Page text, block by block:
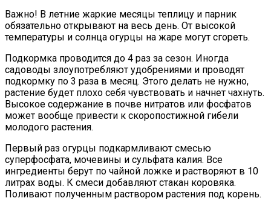
Важно! В летние жаркие месяцы теплицу и парник
обязательно открывают на весь день. От высокой
температуры и солнца огурцы на жаре могут сгореть.
Подкормка проводится до 4 раз за сезон. Иногда
садоводы злоупотребляют удобрениями и проводят
подкормку по 3 раза в месяц. Этого делать не нужно,
растение будет плохо себя чувствовать и начнет чахнуть.
Высокое содержание в почве нитратов или фосфатов
может вообще привести к скоропостижной гибели
молодого растения.
Первый раз огурцы подкармливают смесью
суперфосфата, мочевины и сульфата калия. Все
ингредиенты берут по чайной ложке и растворяют в 10
литрах воды. К смеси добавляют стакан коровяка.
Поливают полученным раствором растения под корень.